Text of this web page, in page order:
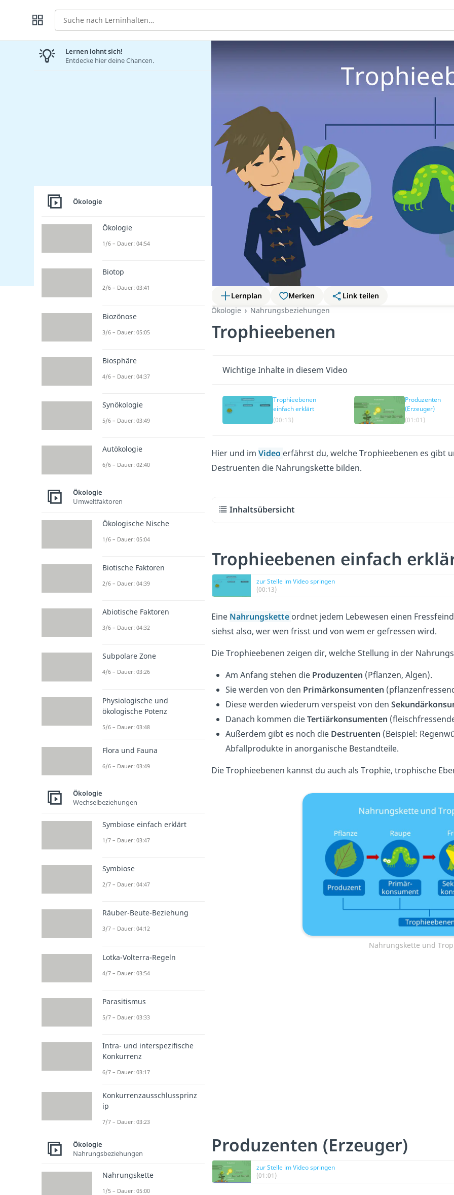
Suche
Lernplan Merken
Link teilen
Ökologie
Nahrungsbeziehungen
Trophieebenen
Wichtige Inhalte in diesem Video
Trophieebenen
einfach erklärt
(00:13)
Produzenten
(Erzeuger)
(01:01)
Hier und im Video erfährst du, welche Trophieebenen es gibt
Destruenten die Nahrungskette bilden.
Inhaltsübersicht
Trophieebenen einfach
zur Stelle im Video springen
(00:13)
Eine Nahrungskette ordnet jedem Lebewesen einen
siehst also, wer wen frisst und von wem er gefressen wird.
Die Trophieebenen zeigen dir, welche Stellung in der
Am Anfang stehen die Produzenten (Pflanzen, Algen).
Sie werden von den Primärkonsumenten
Diese werden wiederum verspeist von den
Danach kommen dieTertiärkonsumenten
Außerdem gibt es noch die Destruenten (Beispiel:
Abfallprodukte in anorganische Bestandteile.
Die Trophieebenen kannst du auch als Trophie, trophische
Nahrungskette und
Produzenten (Erzeuger)
zur Stelle im Video springen
(01:01)
Lernen lohnt sich!
Entdecke hier deine Chancen.
Ökologie
Ökologie
1/6 – Dauer: 04:54
Biotop
2/6 – Dauer: 03:41
Biozönose
3/6 – Dauer: 05:05
Biosphäre
4/6 – Dauer: 04:37
Synökologie
5/6 – Dauer: 03:49
Autökologie
6/6 – Dauer: 02:40
Ökologie
Umweltfaktoren
Ökologische Nische
1/6 – Dauer: 05:04
Biotische Faktoren
2/6 – Dauer: 04:39
Abiotische Faktoren
3/6 – Dauer: 04:32
Subpolare Zone
4/6 – Dauer: 03:26
Physiologische und
ökologische Potenz
5/6 – Dauer: 03:48
Flora und Fauna
6/6 – Dauer: 03:49
Ökologie
Wechselbeziehungen
Symbiose einfach erklärt
1/7 – Dauer: 03:47
Symbiose
2/7 – Dauer: 04:47
Räuber-Beute-Beziehung
3/7 – Dauer: 04:12
Lotka-Volterra-Regeln
4/7 – Dauer: 03:54
Parasitismus
5/7 – Dauer: 03:33
Intra- und interspezifische
Konkurrenz
6/7 – Dauer: 03:17
Konkurrenzausschlussprinz
ip
7/7 – Dauer: 03:23
Ökologie
Nahrungsbeziehungen
Nahrungskette
1/5 – Dauer: 05:00